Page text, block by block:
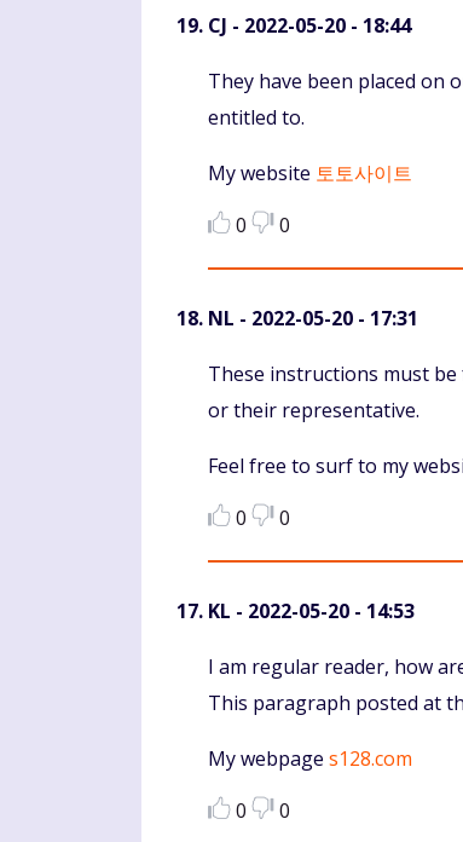
CJ - 2022-05-20 - 18:44
Komentaras
They have been placed on
entitled to.
My website 토토사이트
0
0
NL - 2022-05-20 - 17:31
Komentaras
These instructions must
or their representative.
Feel free to surf to my
0
0
KL - 2022-05-20 - 14:53
Komentaras
I am regular reader, how
This paragraph posted at
My webpage s128.com
0
0